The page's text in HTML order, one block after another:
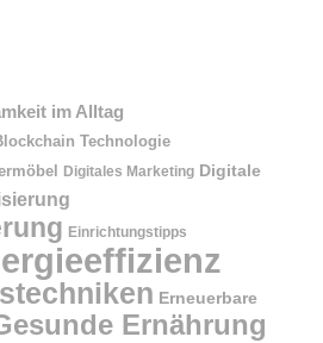
im Alltag
Technologie
Digitales Marketing Digitale
Einrichtungstipps
Erneuerbare
Ernährung